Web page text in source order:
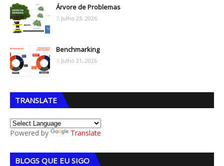
Árvore de Problemas
Julho 23, 2026
Benchmarking
Julho 21, 2026
TRANSLATE
Powered by Translate
BLOGS QUE EU SIGO